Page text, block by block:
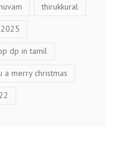
thirukkural
dp in tamil
a merry christmas